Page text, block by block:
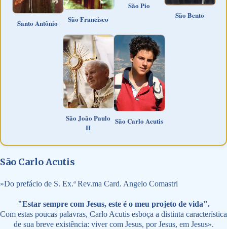
Santo Antônio São Francisco
São Pio
São Bento
São João Paulo
II
São Carlo Acutis
São Carlo Acutis
»Do prefácio de S. Ex.ª Rev.ma Card. Angelo Comastri
"Estar sempre com Jesus, este é o meu projeto de vida".
Com estas poucas palavras, Carlo Acutis esboça a distinta característica
de sua breve existência: viver com Jesus, por Jesus, em Jesus».